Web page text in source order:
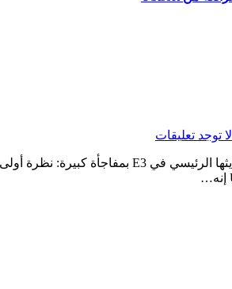
لا توجد تعليقات